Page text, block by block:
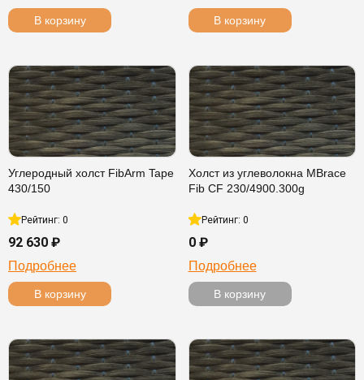
В корзину В корзину
Углеродный холст FibArm Tape
430/150
Рейтинг: 0
92 630 ₽
Подробнее
В корзину
Холст из углеволокна MBrace
Fib CF 230/4900.300g
Рейтинг: 0
0 ₽
Подробнее
В корзину